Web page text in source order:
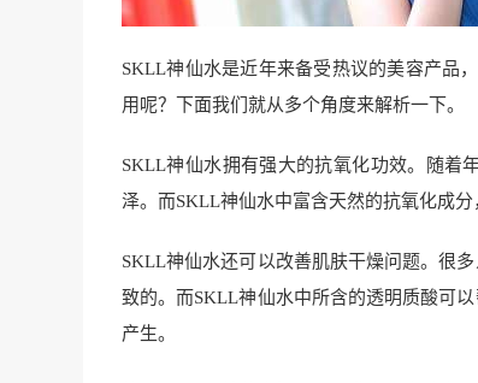
SKLL神仙水是近年来备受热议的美容产品
用呢？下面我们就从多个角度来解析一下。
SKLL神仙水拥有强大的抗氧化功效。随着
泽。而SKLL神仙水中富含天然的抗氧化成
SKLL神仙水还可以改善肌肤干燥问题。很
致的。而SKLL神仙水中所含的透明质酸可
产生。